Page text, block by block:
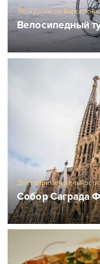
Экскурсии по Барселоне
Велосипедный
Собор Саграда